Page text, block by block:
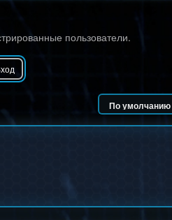
пользователи.